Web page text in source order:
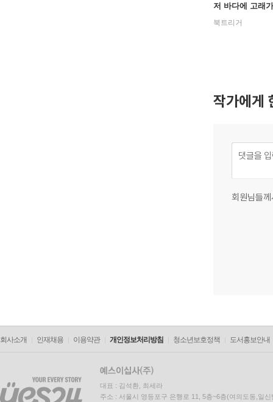
저 바다에 고래
북트리거
작가에게
회원님들
회사소개 인재채용 이용약관 개인정보처리방침 청소년보호정책 도서홍보안내
대표 : 김석환, 최세라
주소 : 서울시 영등포구 은행로 11, 5층~6층(여의도동,일신